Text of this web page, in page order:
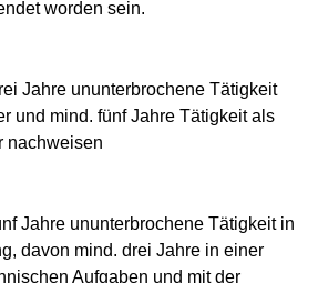
worden sein.
Jahre ununterbrochene Tätigkeit
und mind. fünf Jahre Tätigkeit als
nachweisen
Jahre ununterbrochene Tätigkeit in
davon mind. drei Jahre in einer
Aufgaben und mit der